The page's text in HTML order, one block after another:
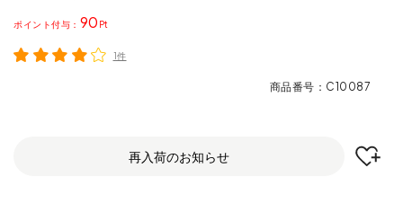
90
ポイント
1件
商品番号 C10087
再入荷のお知らせ